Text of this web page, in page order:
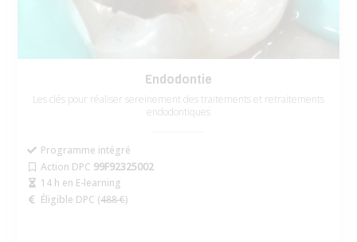
Endodontie
Les clés pour réaliser sereinement des traitements et retraitements
endodontiques
Programme intégré
Action DPC 99F92325002
14 h en E-learning
Éligible DPC (488 €)